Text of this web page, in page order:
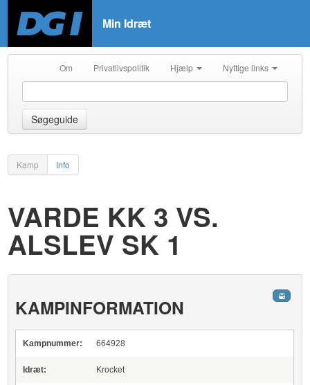
Min Idræt
Om Privatlivspolitik Hjælp Nyttige links
Søgeguide
Kamp Info
VARDE KK 3 VS.
ALSLEV SK 1
KAMPINFORMATION
Kampnummer: 664928
Idræt: Krocket